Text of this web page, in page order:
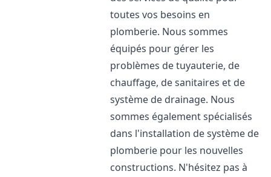
toutes vos besoins en
plomberie. Nous sommes
équipés pour gérer les
problèmes de tuyauterie, de
chauffage, de sanitaires et de
système de drainage. Nous
sommes également spécialisés
dans l'installation de système de
plomberie pour les nouvelles
constructions. N'hésitez pas à